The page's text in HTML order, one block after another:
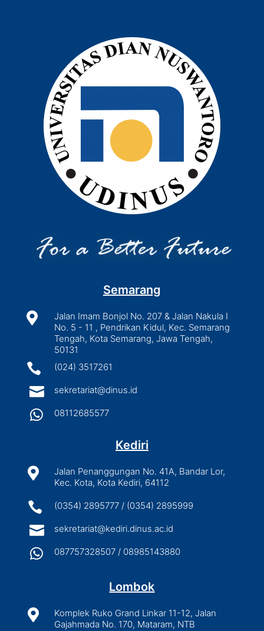
Semarang

Jalan Imam Bonjol No. 207 & Jalan Nakula I
No. 5 - 11 , Pendrikan Kidul, Kec. Semarang
Tengah, Kota Semarang, Jawa Tengah,
50131
 (024) 3517261
 sekretariat@dinus.id
 08112685577
Kediri

Jalan Penanggungan No. 41A, Bandar Lor,
Kec. Kota, Kota Kediri, 64112
 (0354) 2895777 / (0354) 2895999
 sekretariat@kediri.dinus.ac.id
 087757328507 / 08985143880
Lombok

Komplek Ruko Grand Linkar 11-12, Jalan
Gajahmada No. 170, Mataram, NTB